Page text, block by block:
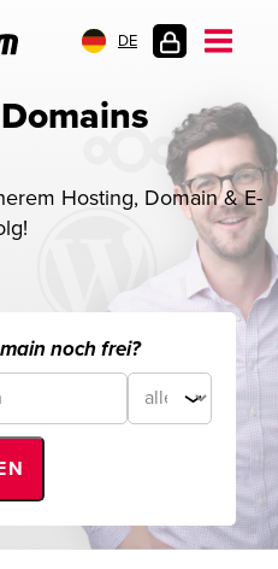
DE
Hosting, Domain & E-
noch frei?